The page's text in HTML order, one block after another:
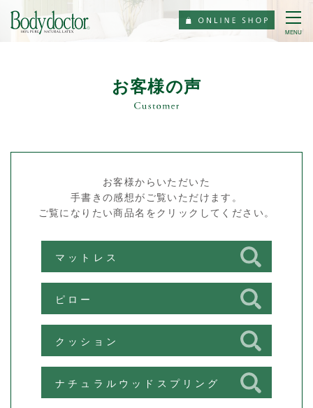
MENU
お客様の声
お客様からいただいた
手書きの感想がご覧いただけます。
ご覧になりたい商品名をクリックしてください。
マットレス
ピロー
クッション
ナチュラルウッドスプリング